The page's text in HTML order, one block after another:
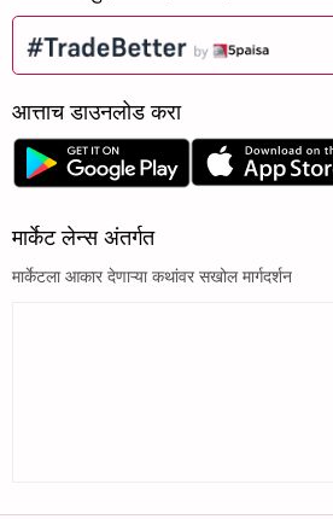
आत्ताच डाउनलोड करा
मार्केट लेन्स अंतर्गत
मार्केटला आकार देणाऱ्या कथांवर सखोल मार्गदर्शन